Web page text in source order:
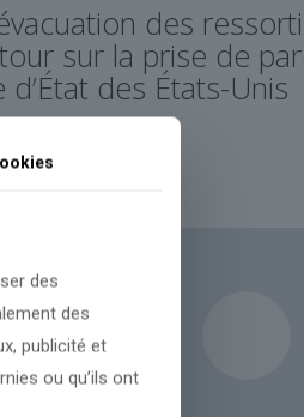
des
sur la prise de
des États-Unis
des
des
publicité et
ou qu’ils ont